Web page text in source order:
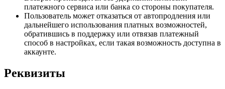
платежного сервиса или банка со стороны покупателя.
Пользователь может отказаться от автопродления или
дальнейшего использования платных возможностей,
обратившись в поддержку или отвязав платежный
способ в настройках, если такая возможность доступна в
аккаунте.
Реквизиты